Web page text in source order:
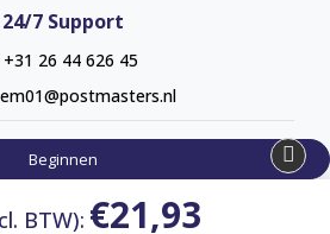
BTW): €21,93
Beginnen
24/7 Support
+31 26 44 626 45
Chromato. All Rights Reserved.